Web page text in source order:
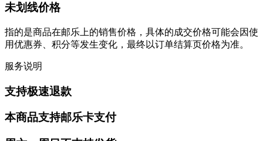
未划线价格
指的是商品在邮乐上的销售价格，具体的成交价格可能会因使
用优惠券、积分等发生变化，最终以订单结算页价格为准。
服务说明
支持极速退款
本商品支持邮乐卡支付